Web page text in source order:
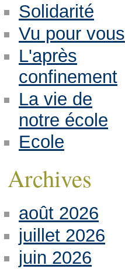
Solidarité
Vu pour vous
L'après
confinement
La vie de
notre école
Ecole
Archives
août 2026
juillet 2026
juin 2026